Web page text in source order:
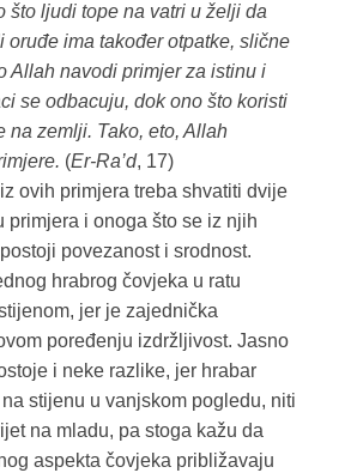
što ljudi tope na vatri u želji da
oruđe ima također otpatke, slične
Allah navodi primjer za istinu i
se odbacuju, dok ono što koristi
na zemlji. Tako, eto, Allah
(Er-Ra’d, 17)
ovih primjera treba shvatiti dvije
primjera i onoga što se iz njih
povezanost i srodnost.
hrabrog čovjeka u ratu
jer je zajednička
poređenju izdržljivost. Jasno
i neke razlike, jer hrabar
stijenu u vanjskom pogledu, niti
na mladu, pa stoga kažu da
aspekta čovjeka približavaju